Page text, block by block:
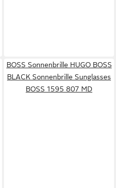
BOSS Sonnenbrille HUGO BOSS
BLACK Sonnenbrille Sunglasses
BOSS 1595 807 MD